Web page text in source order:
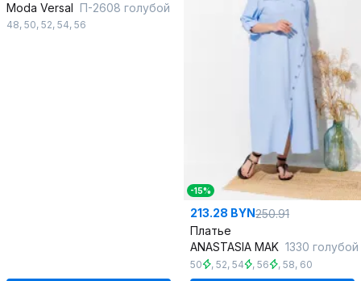
Moda Versal П-2608 голубой
48, 50, 52, 54, 56
-15%
213.28 BYN250.91
Платье
ANASTASIA MAK 1330 голубой
50 , 52, 54 , 56 , 58, 60